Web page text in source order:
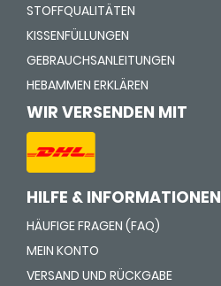
STOFFQUALITÄTEN
KISSENFÜLLUNGEN
GEBRAUCHSANLEITUNGEN
HEBAMMEN ERKLÄREN
WIR VERSENDEN MIT
HILFE & INFORMATIONEN
HÄUFIGE FRAGEN (FAQ)
MEIN KONTO
VERSAND UND RÜCKGABE